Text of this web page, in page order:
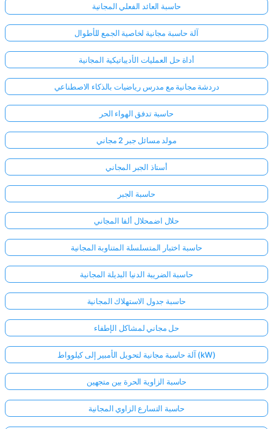
حاسبة العائد الفعلي المجانية
آلة حاسبة مجانية لخاصية الجمع للأطوال
أداة حل العمليات الأديباتيكية المجانية
دردشة مجانية مع مدرس رياضيات بالذكاء الاصطناعي
حاسبة تدفق الهواء الحر
مولد مسائل جبر 2 مجاني
أستاذ الجبر المجاني
حاسبة الجبر
حلال اضمحلال ألفا المجاني
حاسبة اختبار المتسلسلة المتناوبة المجانية
حاسبة الضريبة الدنيا البديلة المجانية
حاسبة جدول الاستهلاك المجانية
حل مجاني لمشاكل الإطفاء
آلة حاسبة مجانية لتحويل الأمبير إلى كيلوواط (kW)
حاسبة الزاوية الحرة بين متجهين
حاسبة التسارع الزاوي المجانية